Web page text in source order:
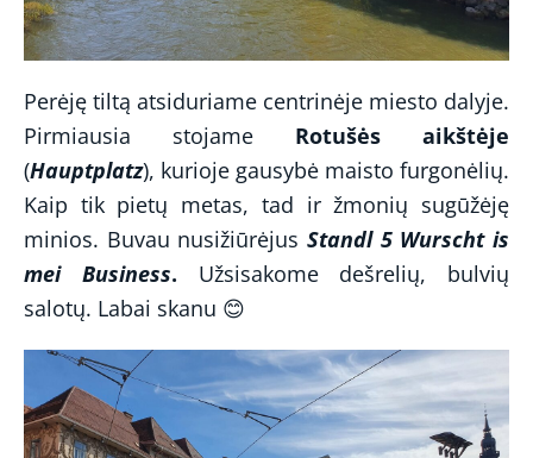
Perėję tiltą atsiduriame centrinėje miesto dalyje.
Pirmiausia stojame Rotušės aikštėje
(Hauptplatz), kurioje gausybė maisto furgonėlių.
Kaip tik pietų metas, tad ir žmonių sugūžėję
minios. Buvau nusižiūrėjus Standl 5 Wurscht is
mei Business. Užsisakome dešrelių, bulvių
salotų. Labai skanu 😊